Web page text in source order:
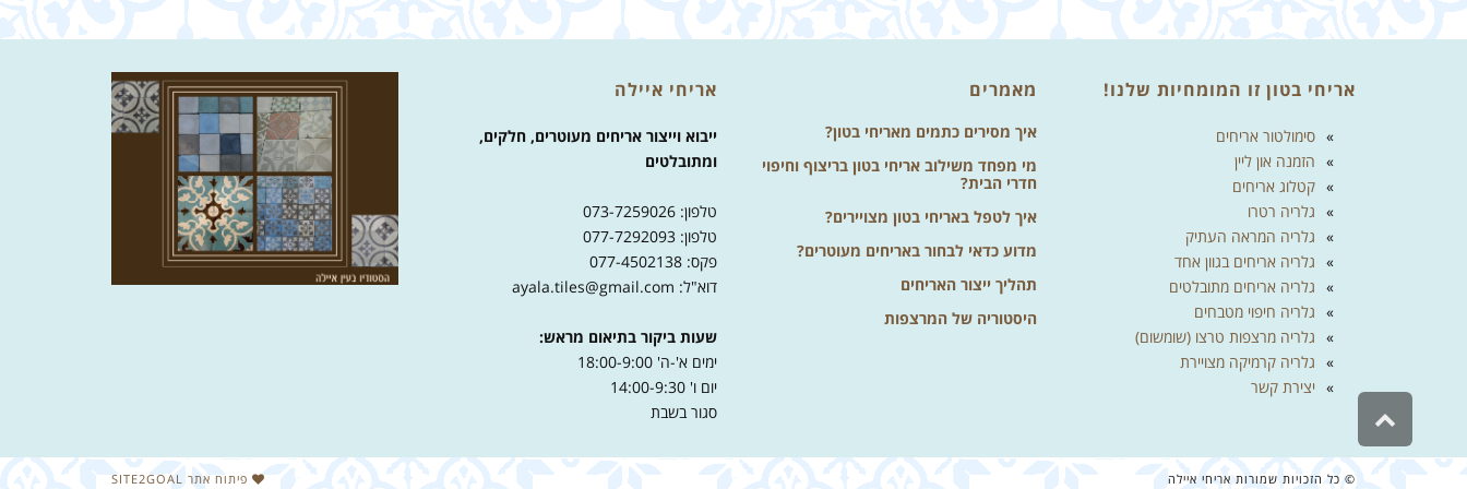
אריחי בטון זו המומחיות שלנו!
סימולטור אריחים
הזמנה און ליין
קטלוג אריחים
גלריה רטרו
גלריה המראה העתיק
גלריה אריחים בגוון אחד
גלריה אריחים מתובלטים
גלריה חיפוי מטבחים
גלריה מרצפות טרצו (שומשום)
גלריה קרמיקה מצויירת
יצירת קשר
מאמרים
איך מסירים כתמים מאריחי בטון?
מי מפחד משילוב אריחי בטון בריצוף וחיפוי
חדרי הבית?
איך לטפל באריחי בטון מצויירים?
מדוע כדאי לבחור באריחים מעוטרים?
תהליך ייצור האריחים
היסטוריה של המרצפות
אריחי איילה
ייבוא וייצור אריחים מעוטרים, חלקים,
ומתובלטים
טלפון: 073-7259026
טלפון: 077-7292093
פקס: 077-4502138
דוא"ל: ayala.tiles@gmail.com
שעות ביקור בתיאום מראש:
ימים א'-ה' 18:00-9:00
יום ו' 14:00-9:30
סגור בשבת
פיתוח אתר SITE2GOAL © כל הזכויות שמורות אריחי איילה
לראש
העמוד